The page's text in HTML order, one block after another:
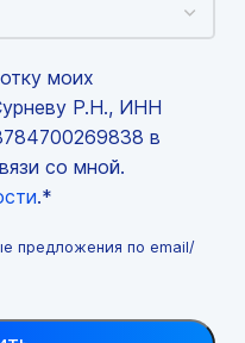
моих
Р.Н., ИНН
в
со мной.
.*
предложения по email/